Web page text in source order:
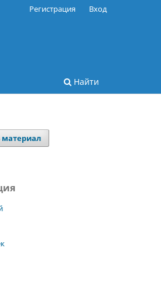
Найти
Регистрация Вход
материал